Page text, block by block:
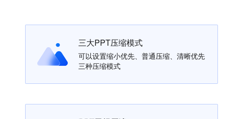
三大PPT压缩模式
可以设置缩小优先、普通压缩、清晰优先
三种压缩模式